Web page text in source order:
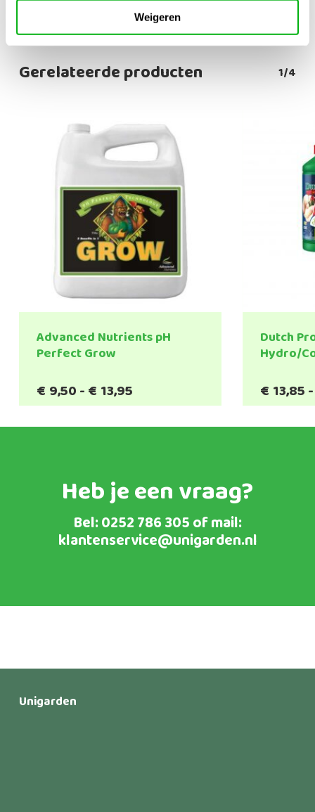
Weigeren
Gerelateerde producten 1/4
Advanced Nutrients pH
Perfect Grow
€ 9,50-€ 13,95Prijsklasse:
€9,50
tot
Dutch
Hydro/
€ 13,85-
Heb je een vraag?
Bel:0252 786 305of mail:
klantenservice@unigarden.nl
Unigarden